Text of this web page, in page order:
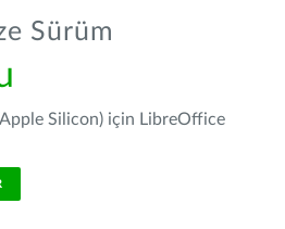
Sürüm
Silicon) için LibreOffice